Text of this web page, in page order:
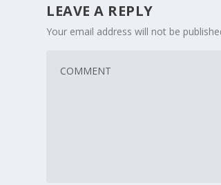
LEAVE A REPLY
Your email address will not be